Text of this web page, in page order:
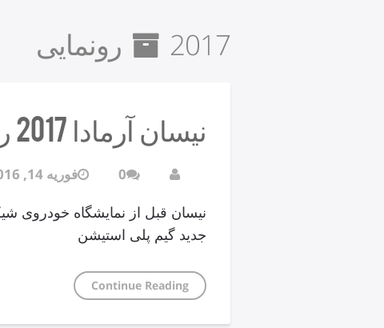
2017 رونمایی
نیسان آرمادا 2017 رونمایی شد
0 فوریه 14, 2016
جدید گیم پلی استیشن
Continue Reading